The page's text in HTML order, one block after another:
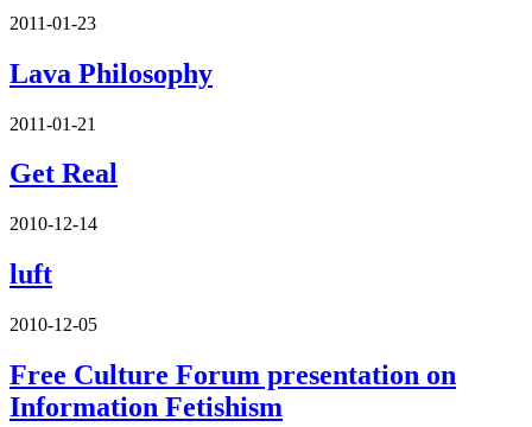
2011-01-23
Lava Philosophy
2011-01-21
Get Real
2010-12-14
luft
2010-12-05
Free Culture Forum presentation on
Information Fetishism